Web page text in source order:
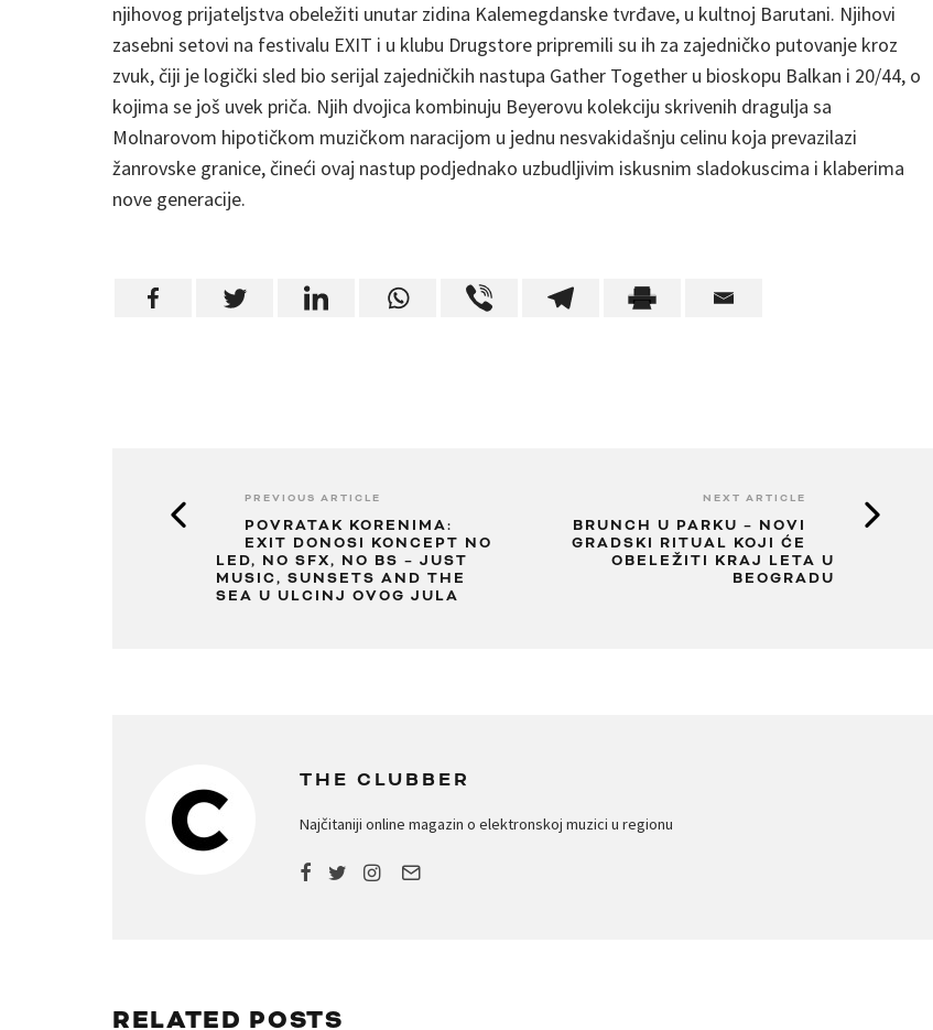
njihovog prijateljstva obeležiti unutar zidina Kalemegdanske tvrđave, u kultnoj Barutani. Njihovi
zasebni setovi na festivalu EXIT i u klubu Drugstore pripremili su ih za zajedničko putovanje kroz
zvuk, čiji je logički sled bio serijal zajedničkih nastupa Gather Together u bioskopu Balkan i 20/44, o
kojima se još uvek priča. Njih dvojica kombinuju Beyerovu kolekciju skrivenih dragulja sa
Molnarovom hipotičkom muzičkom naracijom u jednu nesvakidašnju celinu koja prevazilazi
žanrovske granice, čineći ovaj nastup podjednako uzbudljivim iskusnim sladokuscima i klaberima
nove generacije.
PREVIOUS ARTICLE
POVRATAK KORENIMA:
EXIT DONOSI KONCEPT NO
LED, NO SFX, NO BS – JUST
MUSIC, SUNSETS AND THE
SEA U ULCINJ OVOG JULA
NEXT ARTICLE
BRUNCH U PARKU – NOVI
GRADSKI RITUAL KOJI ĆE
OBELEŽITI KRAJ LETA U
BEOGRADU
THE CLUBBER
Najčitaniji online magazin o elektronskoj muzici u regionu
RELATED POSTS